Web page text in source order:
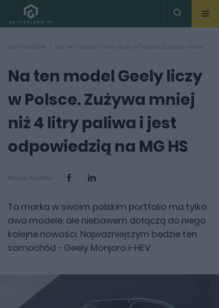
autoGALERIA Na ten model Geely liczy w Polsce. Zużywa mniej niż 4 litry paliwa i jest odpowiedzią na MG HS
Na ten model Geely liczy
w Polsce. Zużywa mniej
niż 4 litry paliwa i jest
odpowiedzią na MG HS
Maciej Kuchno
Ta marka w swoim polskim portfolio ma tylko
dwa modele, ale niebawem dołączą do niego
kolejne nowości. Najważniejszym będzie ten
samochód - Geely Monjaro i-HEV.